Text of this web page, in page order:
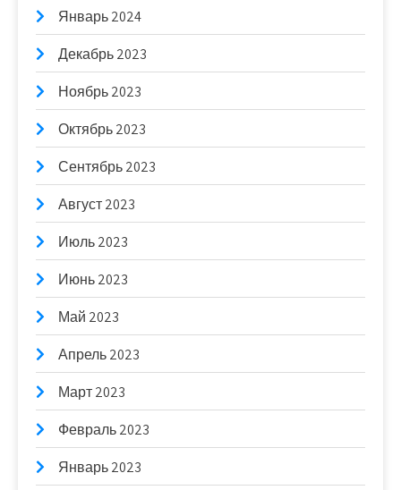
Январь 2024
Декабрь 2023
Ноябрь 2023
Октябрь 2023
Сентябрь 2023
Август 2023
Июль 2023
Июнь 2023
Май 2023
Апрель 2023
Март 2023
Февраль 2023
Январь 2023